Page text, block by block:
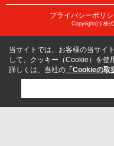
プライバシーポリ
Copyright(c) 株
当サイトでは、お客様の当サイ
して、クッキー（Cookie）を使
詳しくは、当社の 「Cookieの取